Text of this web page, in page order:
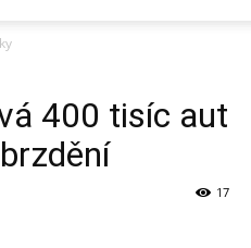
400 tisíc aut
17